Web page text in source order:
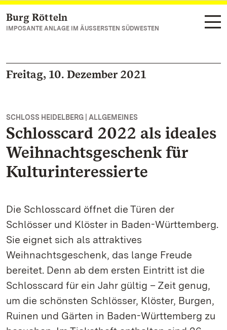
Zum Hauptinhalt springen
Burg Rötteln
IMPOSANTE ANLAGE IM ÄUSSERSTEN SÜDWESTEN
Freitag, 10. Dezember 2021
SCHLOSS HEIDELBERG | ALLGEMEINES
Schlosscard 2022 als ideales
Weihnachtsgeschenk für
Kulturinteressierte
Die Schlosscard öffnet die Türen der
Schlösser und Klöster in Baden-Württemberg.
Sie eignet sich als attraktives
Weihnachtsgeschenk, das lange Freude
bereitet. Denn ab dem ersten Eintritt ist die
Schlosscard für ein Jahr gültig – Zeit genug,
um die schönsten Schlösser, Klöster, Burgen,
Ruinen und Gärten in Baden-Württemberg zu